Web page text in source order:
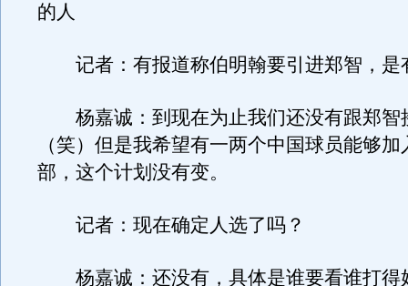
的人
记者：有报道称伯明翰要引进郑智，是
杨嘉诚：到现在为止我们还没有跟郑智
（笑）但是我希望有一两个中国球员能够
部，这个计划没有变。
记者：现在确定人选了吗？
杨嘉诚：还没有，具体是谁要看谁打得